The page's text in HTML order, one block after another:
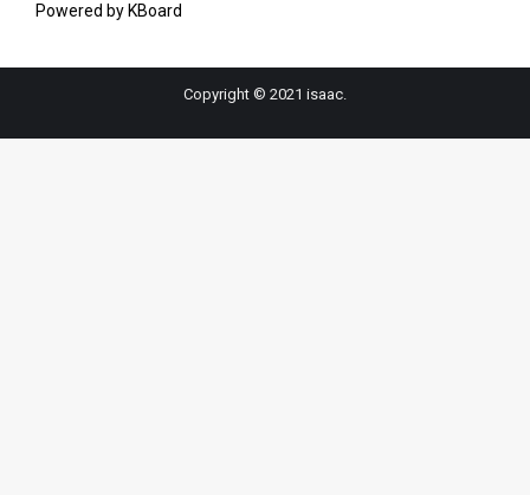
Powered by KBoard
Copyright © 2021 isaac.